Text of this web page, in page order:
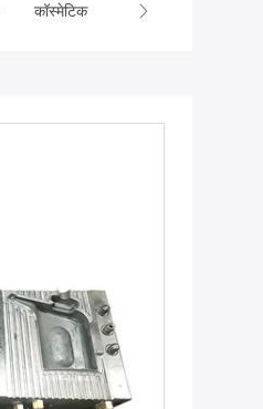
कॉस्मेटिक इंजेक्शन मोल्डिंग